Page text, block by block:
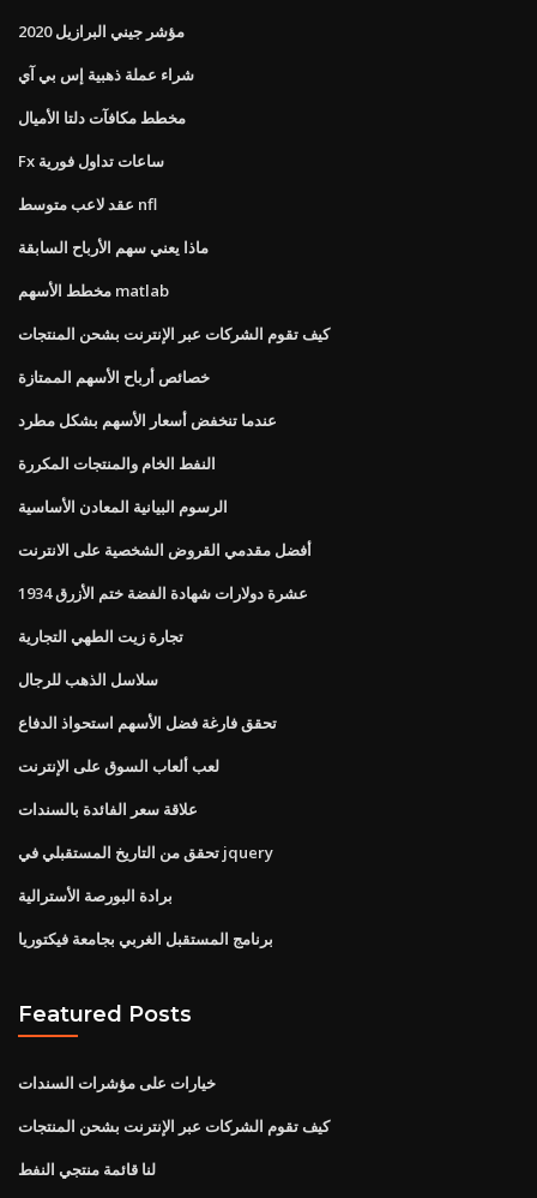
مؤشر جيني البرازيل 2020
شراء عملة ذهبية إس بي آي
مخطط مكافآت دلتا الأميال
Fx ساعات تداول فورية
عقد لاعب متوسط ​​nfl
ماذا يعني سهم الأرباح السابقة
مخطط الأسهم matlab
كيف تقوم الشركات عبر الإنترنت بشحن المنتجات
خصائص أرباح الأسهم الممتازة
عندما تنخفض أسعار الأسهم بشكل مطرد
النفط الخام والمنتجات المكررة
الرسوم البيانية المعادن الأساسية
أفضل مقدمي القروض الشخصية على الانترنت
1934 عشرة دولارات شهادة الفضة ختم الأزرق
تجارة زيت الطهي التجارية
سلاسل الذهب للرجال
تحقق فارغة فضل الأسهم استحواذ الدفاع
لعب ألعاب السوق على الإنترنت
علاقة سعر الفائدة بالسندات
تحقق من التاريخ المستقبلي في jquery
برادة البورصة الأسترالية
برنامج المستقبل الغربي بجامعة فيكتوريا
Featured Posts
خيارات على مؤشرات السندات
كيف تقوم الشركات عبر الإنترنت بشحن المنتجات
لنا قائمة منتجي النفط